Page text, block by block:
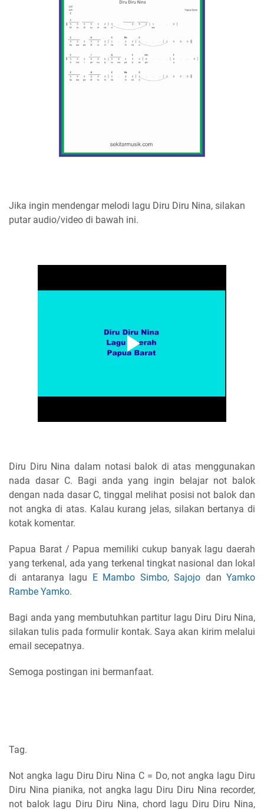
Jika ingin mendengar melodi lagu Diru Diru Nina, silakan
putar audio/video di bawah ini.
Diru Diru Nina dalam notasi balok di atas menggunakan
nada dasar C. Bagi anda yang ingin belajar not balok
dengan nada dasar C, tinggal melihat posisi not balok dan
not angka di atas. Kalau kurang jelas, silakan bertanya di
kotak komentar.
Papua Barat / Papua memiliki cukup banyak lagu daerah
yang terkenal, ada yang terkenal tingkat nasional dan lokal
di antaranya lagu E Mambo Simbo, Sajojo dan Yamko
Rambe Yamko.
Bagi anda yang membutuhkan partitur lagu Diru Diru Nina,
silakan tulis pada formulir kontak. Saya akan kirim melalui
email secepatnya.
Semoga postingan ini bermanfaat.
Tag.
Not angka lagu Diru Diru Nina C = Do, not angka lagu Diru
Diru Nina pianika, not angka lagu Diru Diru Nina recorder,
not balok lagu Diru Diru Nina, chord lagu Diru Diru Nina,